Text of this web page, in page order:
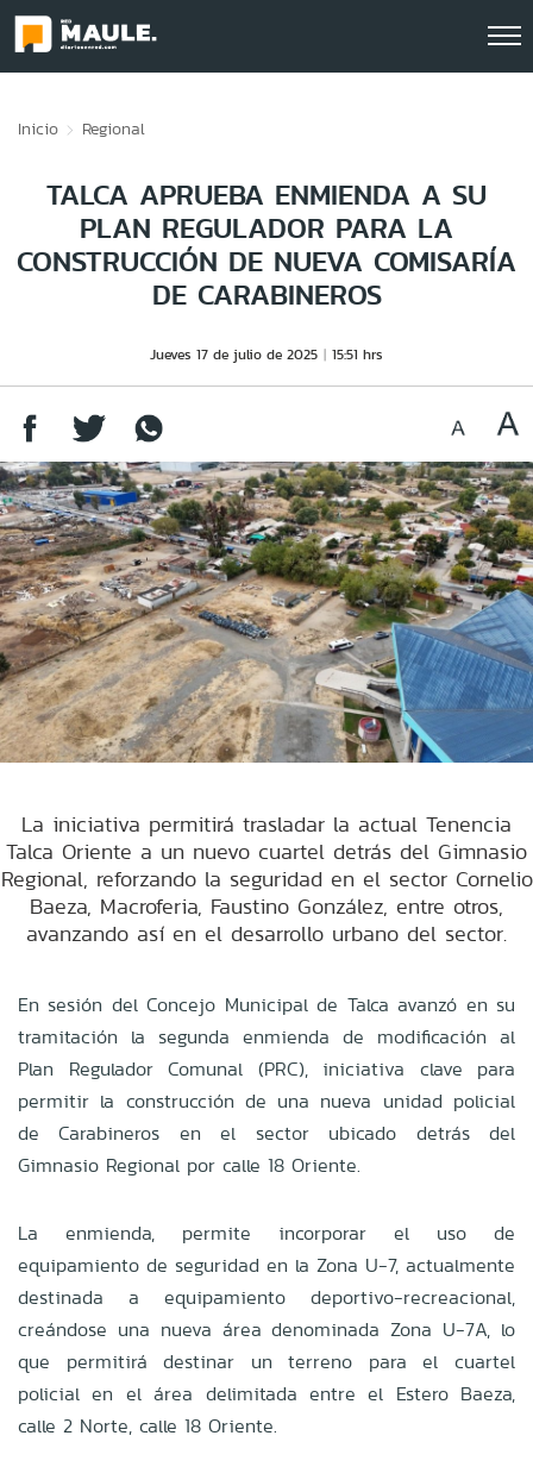
Inicio Regional
TALCA APRUEBA ENMIENDA A SU
PLAN REGULADOR PARA LA
CONSTRUCCIÓN DE NUEVA COMISARÍA
DE CARABINEROS
Jueves 17 de julio de 2025 15:51 hrs
La iniciativa permitirá trasladar la actual Tenencia
Talca Oriente a un nuevo cuartel detrás del Gimnasio
Regional, reforzando la seguridad en el sector Cornelio
Baeza, Macroferia, Faustino González, entre otros,
avanzando así en el desarrollo urbano del sector.
En sesión del Concejo Municipal de Talca avanzó en su
tramitación la segunda enmienda de modificación al
Plan Regulador Comunal (PRC), iniciativa clave para
permitir la construcción de una nueva unidad policial
de Carabineros en el sector ubicado detrás del
Gimnasio Regional por calle 18 Oriente.
La enmienda, permite incorporar el uso de
equipamiento de seguridad en la Zona U-7, actualmente
destinada a equipamiento deportivo-recreacional,
creándose una nueva área denominada Zona U-7A, lo
que permitirá destinar un terreno para el cuartel
policial en el área delimitada entre el Estero Baeza,
calle 2 Norte, calle 18 Oriente.